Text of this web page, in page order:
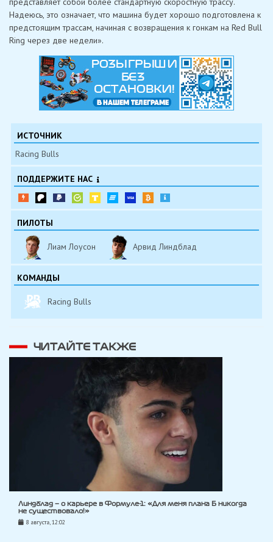
Надеюсь, это означает, что машина будет хорошо подготовлена ​​к
предстоящим трассам, начиная с возвращения к гонкам на Red Bull
Ring через две недели».
ИСТОЧНИК
Racing Bulls
ПОДДЕРЖИТЕ НАС
ПИЛОТЫ
Лиам Лоусон Арвид Линдблад
КОМАНДЫ
Racing Bulls
ЧИТАЙТЕ ТАКЖЕ
Линдблад — о карьере в Формуле-1: «Для меня плана Б никогда
не существовало!»
8 августа, 12:02